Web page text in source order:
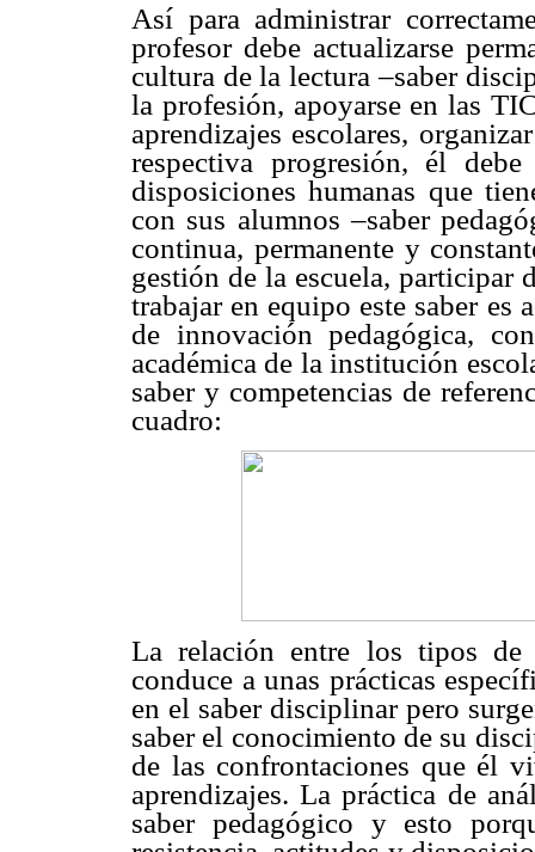
Así para administrar
profesor debe actualizarse
cultura de la lectura –saber
la profesión, apoyarse en las
aprendizajes escolares,
respectiva progresión, él
disposiciones humanas que
con sus alumnos –saber
continua, permanente y
gestión de la escuela, participar
trabajar en equipo este saber es
de innovación pedagógica,
académica de la institución
saber y competencias de
cuadro:
La relación entre los tipos de
conduce a unas prácticas
en el saber disciplinar pero
saber el conocimiento de su
de las confrontaciones que él
aprendizajes. La práctica de
saber pedagógico y esto